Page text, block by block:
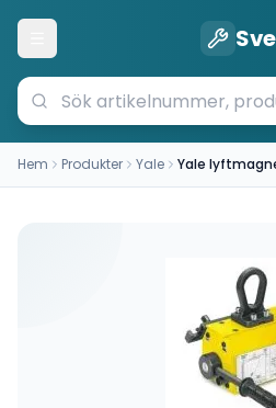
Öppna meny
Hem Produkter Yale Yale